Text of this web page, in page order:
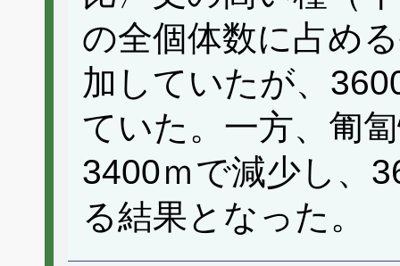
の全個体数に占め
加していたが、
ていた。一方、匍
3400ｍで減少し、
る結果となった。